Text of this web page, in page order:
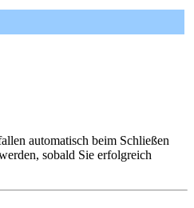
automatisch beim Schließen
sobald Sie erfolgreich